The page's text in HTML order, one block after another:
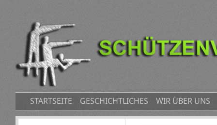
NAVIGATION
ÜBERSPRINGEN
STARTSEITE GESCHICHTLICHES WIR ÜBER UNS